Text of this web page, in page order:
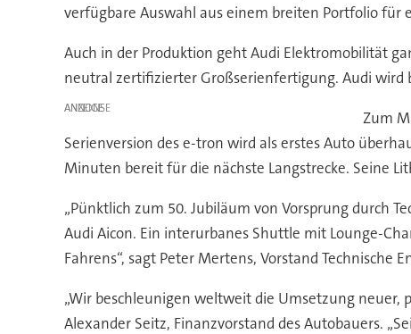
verfügbare Auswahl aus einem breiten Portfolio für
Auch in der Produktion geht Audi Elektromobilität
neutral zertifizierter Großserienfertigung. Audi wird
ANZEIGE
Zum
Serienversion des e-tron wird als erstes Auto
Minuten bereit für die nächste Langstrecke. Seine
„Pünktlich zum 50. Jubiläum von Vorsprung durch
Audi Aicon. Ein interurbanes Shuttle mit Lounge-
Fahrens“, sagt Peter Mertens, Vorstand Technische
„Wir beschleunigen weltweit die Umsetzung neuer,
Alexander Seitz, Finanzvorstand des Autobauers.